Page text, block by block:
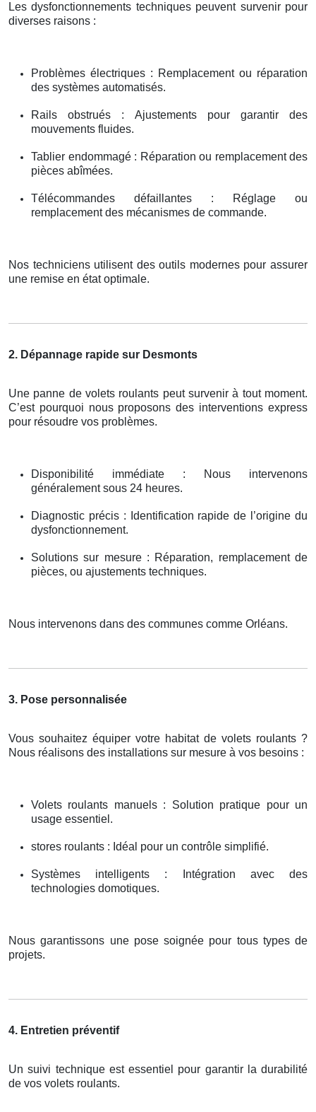
Les dysfonctionnements techniques peuvent survenir pour
diverses raisons :
Problèmes électriques : Remplacement ou réparation
des systèmes automatisés.
Rails obstrués : Ajustements pour garantir des
mouvements fluides.
Tablier endommagé : Réparation ou remplacement des
pièces abîmées.
Télécommandes défaillantes : Réglage ou
remplacement des mécanismes de commande.
Nos techniciens utilisent des outils modernes pour assurer
une remise en état optimale.
2. Dépannage rapide sur Desmonts
Une panne de volets roulants peut survenir à tout moment.
C’est pourquoi nous proposons des interventions express
pour résoudre vos problèmes.
Disponibilité immédiate : Nous intervenons
généralement sous 24 heures.
Diagnostic précis : Identification rapide de l’origine du
dysfonctionnement.
Solutions sur mesure : Réparation, remplacement de
pièces, ou ajustements techniques.
Nous intervenons dans des communes comme Orléans.
3. Pose personnalisée
Vous souhaitez équiper votre habitat de volets roulants ?
Nous réalisons des installations sur mesure à vos besoins :
Volets roulants manuels : Solution pratique pour un
usage essentiel.
stores roulants : Idéal pour un contrôle simplifié.
Systèmes intelligents : Intégration avec des
technologies domotiques.
Nous garantissons une pose soignée pour tous types de
projets.
4. Entretien préventif
Un suivi technique est essentiel pour garantir la durabilité
de vos volets roulants.